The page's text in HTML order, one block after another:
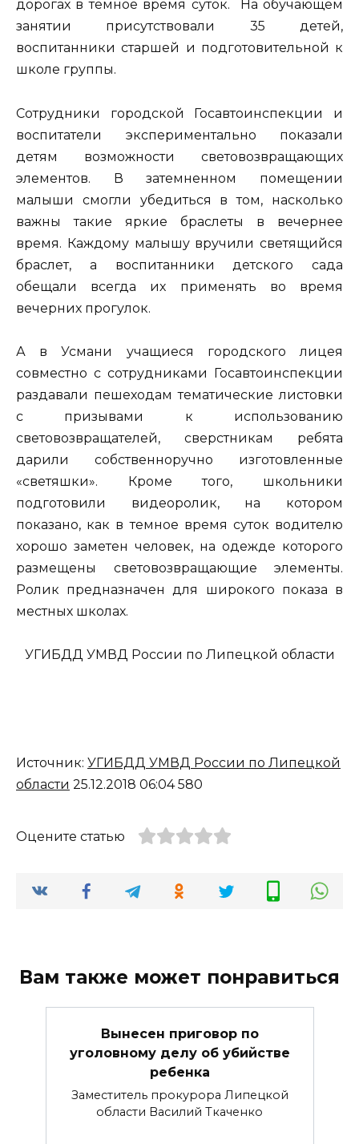
дорогах в темное время суток. На обучающем
занятии присутствовали 35 детей,
воспитанники старшей и подготовительной к
школе группы.
Сотрудники городской Госавтоинспекции и
воспитатели экспериментально показали
детям возможности световозвращающих
элементов. В затемненном помещении
малыши смогли убедиться в том, насколько
важны такие яркие браслеты в вечернее
время. Каждому малышу вручили светящийся
браслет, а воспитанники детского сада
обещали всегда их применять во время
вечерних прогулок.
А в Усмани учащиеся городского лицея
совместно с сотрудниками Госавтоинспекции
раздавали пешеходам тематические листовки
с призывами к использованию
световозвращателей, сверстникам ребята
дарили собственноручно изготовленные
«светяшки». Кроме того, школьники
подготовили видеоролик, на котором
показано, как в темное время суток водителю
хорошо заметен человек, на одежде которого
размещены световозвращающие элементы.
Ролик предназначен для широкого показа в
местных школах.
УГИБДД УМВД России по Липецкой области
Источник: УГИБДД УМВД России по Липецкой
области 25.12.2018 06:04 580
Оцените статью
Вам также может понравиться
Вынесен приговор по
уголовному делу об убийстве
ребенка
Заместитель прокурора Липецкой
области Василий Ткаченко